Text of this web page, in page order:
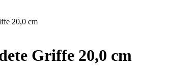
20,0 cm
Griffe 20,0 cm